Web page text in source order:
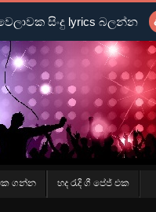
ගන්න හද රැදි ගී පේජ් එක
සිංදු lyrics බලන්න